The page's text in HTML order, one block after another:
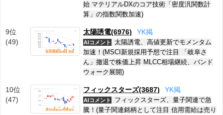
始 マテリアルDXのコア技術「密度汎関数計
算」の指数関数加速)
9位
(49)
太陽誘電(6976) YK掲
AIコメント
太陽誘電、高値更新でモメンタム
加速！(MSCI新規採用予想で注目 「岐阜さ
ん」撤退で株価上昇 MLCC相場継続、バンド
ウォーク展開)
10位
(47)
フィックスターズ(3687) YK掲
AIコメント
フィックスターズ、量子関連で急
騰！(量子関連銘柄として注目 信用需給は売り